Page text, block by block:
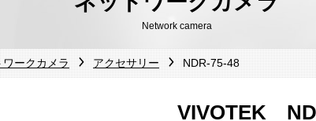
Network camera
ークカメラ アクセサリー NDR-75-48
VIVOTEK